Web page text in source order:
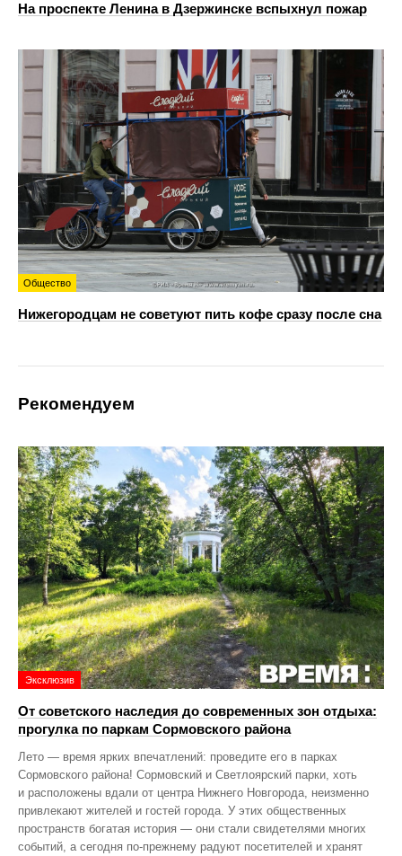
На проспекте Ленина в Дзержинске вспыхнул пожар
Общество
Нижегородцам не советуют пить кофе сразу после сна
Рекомендуем
Эксклюзив
От советского наследия до современных зон отдыха:
прогулка по паркам Сормовского района
Лето — время ярких впечатлений: проведите его в парках
Сормовского района! Сормовский и Светлоярский парки, хоть
и расположены вдали от центра Нижнего Новгорода, неизменно
привлекают жителей и гостей города. У этих общественных
пространств богатая история — они стали свидетелями многих
событий, а сегодня по‑прежнему радуют посетителей и хранят